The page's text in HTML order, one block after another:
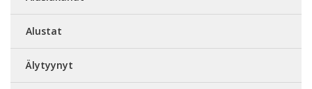
Alustat
Älytyynyt